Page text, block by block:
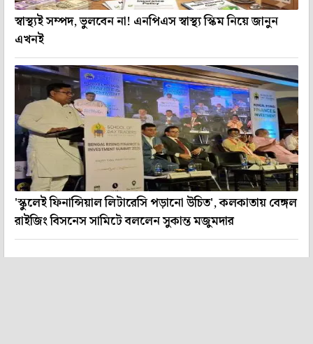
স্বাস্থ্যই সম্পদ, ভুলবেন না! এনপিএস স্বাস্থ্য স্কিম নিয়ে জানুন
এখনই
'স্কুলেই ফিনান্সিয়াল লিটারেসি পড়ানো উচিত', কলকাতায় বেঙ্গল
রাইজিং বিসনেস সামিটে বললেন সুকান্ত মজুমদার